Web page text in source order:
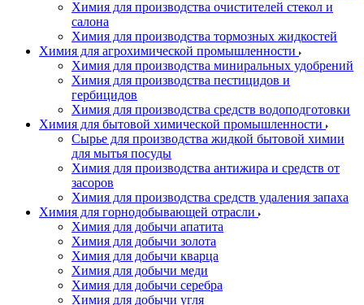
Химия для производства очистителей стекол и
салона
Химия для производства тормозных жидкостей
Химия для агрохимической промышленности
Химия для производства миниральных удобрений
Химия для производства пестицидов и
гербицидов
Химия для производства средств водоподготовки
Химия для бытовой химической промышленности
Сырье для производства жидкой бытовой химии
для мытья посуды
Химия для производства антижира и средств от
засоров
Химия для производства средств удаления запаха
Химия для горнодобывающей отрасли
Химия для добычи апатита
Химия для добычи золота
Химия для добычи кварца
Химия для добычи меди
Химия для добычи серебра
Химия для добычи угля